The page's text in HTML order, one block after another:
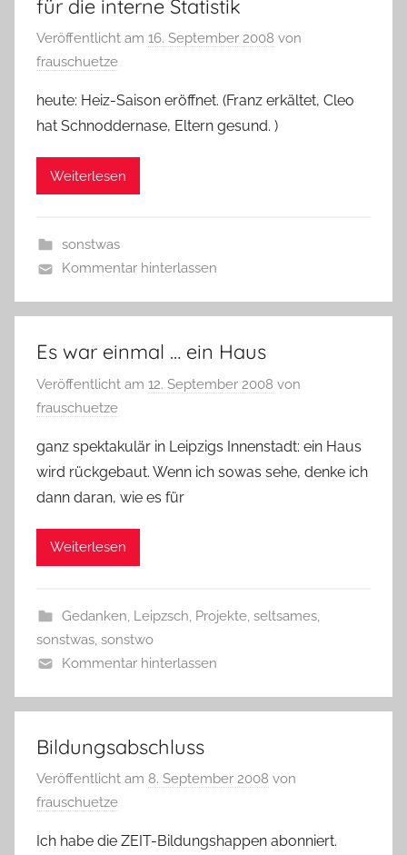
für die interne Statistik
Veröffentlicht am 16. September 2008 von
frauschuetze
heute: Heiz-Saison eröffnet. (Franz erkältet, Cleo
hat Schnoddernase, Eltern gesund. )
Weiterlesen
sonstwas
Kommentar hinterlassen
Es war einmal … ein Haus
Veröffentlicht am 12. September 2008 von
frauschuetze
ganz spektakulär in Leipzigs Innenstadt: ein Haus
wird rückgebaut. Wenn ich sowas sehe, denke ich
dann daran, wie es für
Weiterlesen
Gedanken, Leipzsch, Projekte, seltsames,
sonstwas, sonstwo
Kommentar hinterlassen
Bildungsabschluss
Veröffentlicht am 8. September 2008 von
frauschuetze
Ich habe die ZEIT-Bildungshappen abonniert.